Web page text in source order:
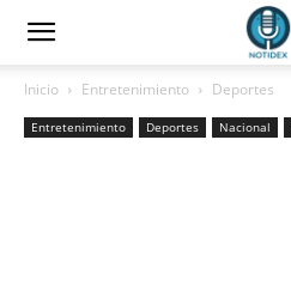
Inicio Entretenimiento Deportes
Entretenimiento Deportes Nacional